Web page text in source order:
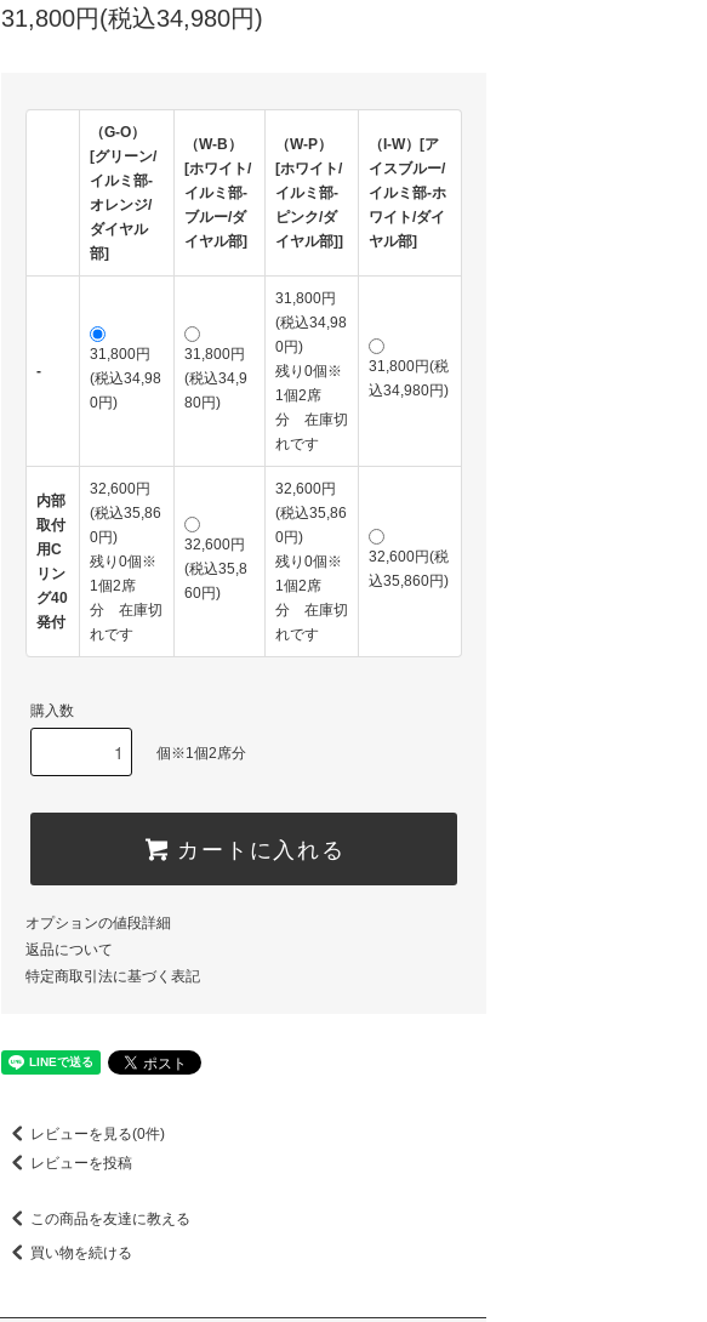
31,800円(税込34,980円)
（G-O）
[グリーン/
イルミ部-
オレンジ/
ダイヤル
部]
（W-B）
[ホワイト/
イルミ部-
ブルー/ダ
イヤル部]
（W-P）
[ホワイト/
イルミ部-
ピンク/ダ
イヤル部]]
（I-W）[ア
イスブルー/
イルミ部-ホ
ワイト/ダイ
ヤル部]
-
31,800円
(税込34,98
0円)
31,800円
(税込34,9
80円)
31,800円
(税込34,98
0円)
残り0個※
1個2席
分 在庫切
れです
31,800円(税
込34,980円)
内部
取付
用C
リン
グ40
発付
32,600円
(税込35,86
0円)
残り0個※
1個2席
分 在庫切
れです
32,600円
(税込35,8
60円)
32,600円
(税込35,86
0円)
残り0個※
1個2席
分 在庫切
れです
32,600円(税
込35,860円)
購入数
個※1個2席分
カートに入れる
オプションの値段詳細
返品について
特定商取引法に基づく表記
レビューを見る(0件)
レビューを投稿
この商品を友達に教える
買い物を続ける